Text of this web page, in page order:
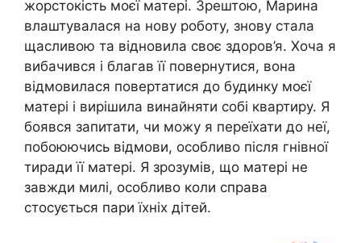
жорстокість моєї матері. Зрештою, Марина
влаштувалася на нову роботу, знову стала
щасливою та відновила своє здоров’я. Хоча я
вибачився і благав її повернутися, вона
відмовилася повертатися до будинку моєї
матері і вирішила винайняти собі квартиру. Я
боявся запитати, чи можу я переїхати до неї,
побоюючись відмови, особливо після гнівної
тиради її матері. Я зрозумів, що матері не
завжди милі, особливо коли справа
стосується пари їхніх дітей.